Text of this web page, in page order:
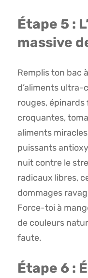
Étape 5 :
massive
Remplis ton bac
d’aliments ultra-
rouges,
croquantes,
aliments
puissants
nuit contre le
radicaux libres,
dommages
Force-toi à
de couleurs
faute.
Étape 6 :